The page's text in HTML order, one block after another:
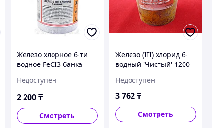
Железо хлорное 6-ти
водное FeCI3 банка
Недоступен
2 200 ₸
Смотреть
Железо (III) хлорид 6-
водный 'Чистый' 1200
Недоступен
3 762₸
Смотреть